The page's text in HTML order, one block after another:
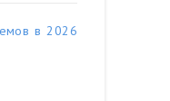
в 2026